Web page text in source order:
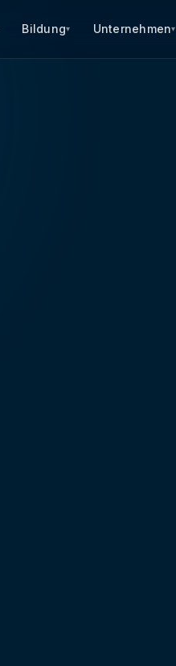
Bildung▾ Unternehmen▾